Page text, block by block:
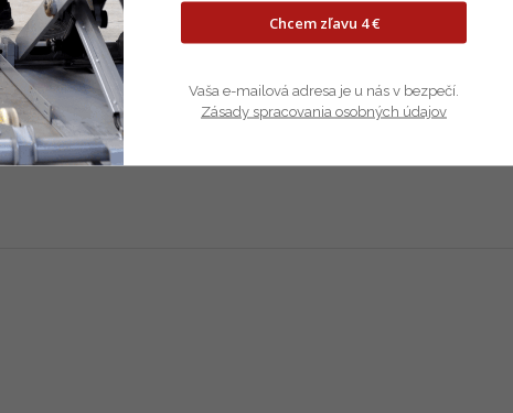
Chcem zľavu 4 €
Vaša e-mailová adresa je u nás v bezpečí.
Zásady spracovania osobných údajov